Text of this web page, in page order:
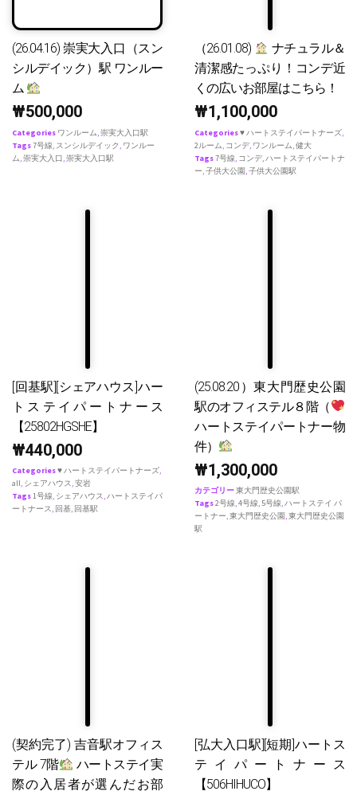
(26.04.16) 崇実大入口（スン
シルデイック）駅 ワンルー
ム
₩500,000
Categories ワンルーム,崇実大入口駅
Tags7号線, スンシルデイック , ワンルー
ム,崇実大入口,崇実大入口駅
（26.01.08)
ナチュラル＆
清潔感たっぷり！コンデ近
くの広いお部屋はこちら！
₩1,100,000
Categories♥ ハートステイパートナーズ,
2ルーム, コンデ, ワンルーム,健大
Tags7号線, コンデ,ハートステイパートナ
ー,子供大公園,子供大公園駅
[回基駅][シェアハウス]ハー
トステイパートナース
【25802HGSHE】
₩440,000
Categories♥ ハートステイパートナーズ,
all, シェアハウス,安岩
Tags1号線, シェアハウス,ハートステイパ
ートナース, 回基, 回基駅
(25.08.20）東大門歴史公園
駅のオフィステル８階（
ハートステイパートナー物
件）
₩1,300,000
カテゴリー東大門歴史公園駅
Tags2号線,4号線, 5号線,ハートステイ パ
ートナー,東大門歴史公園,東大門歴史公園
駅
(契約完了) 吉音駅オフィス
テル 7階
ハートステイ実
際の入居者が選んだお部
[弘大入口駅][短期]ハートス
テイパートナース
【506HIHUCO】